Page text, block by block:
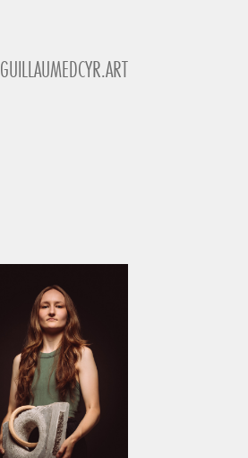
GUILLAUMEDCYR.ART